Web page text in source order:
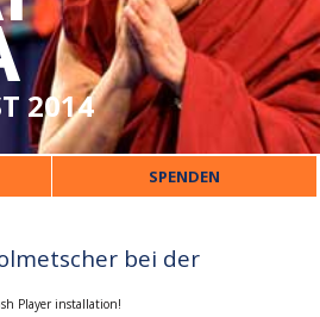
2014
SICHERHEIT
UNTERKUNFT
SPENDEN
bei der
Player installation!